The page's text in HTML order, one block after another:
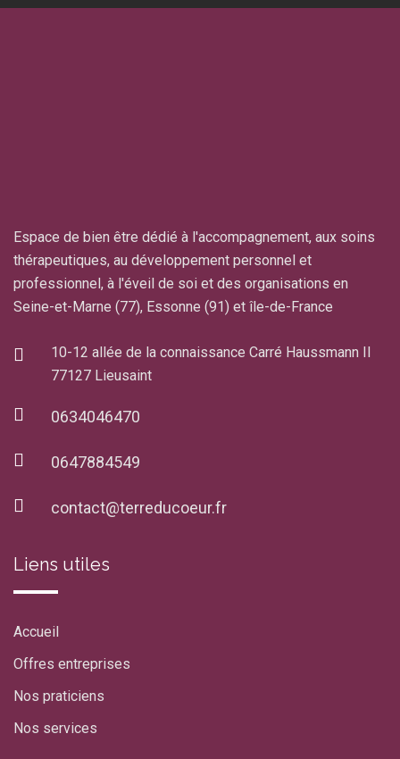
Espace de bien être dédié à l'accompagnement, aux soins
thérapeutiques, au développement personnel et
professionnel, à l'éveil de soi et des organisations en
Seine-et-Marne (77), Essonne (91) et île-de-France
10-12 allée de la connaissance Carré Haussmann II
77127 Lieusaint
0634046470
0647884549
contact@terreducoeur.fr
Liens utiles
Accueil
Offres entreprises
Nos praticiens
Nos services